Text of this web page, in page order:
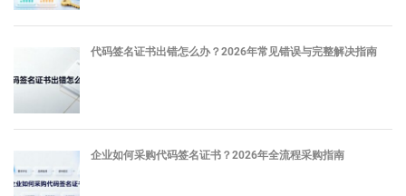
代码签名证书出错怎么办？2026年常见错误与完整解决指南
企业如何采购代码签名证书？2026年全流程采购指南